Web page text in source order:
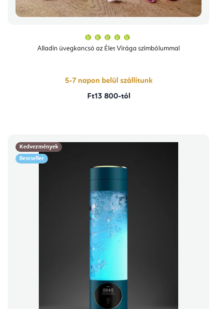
Alladin üvegkancsó az Élet Virága szimbólummal
átlagos
értékelése
csillag.
5-7 napon belül szállítunk
Ft13 800-tól
Kedvezmények
Bestseller